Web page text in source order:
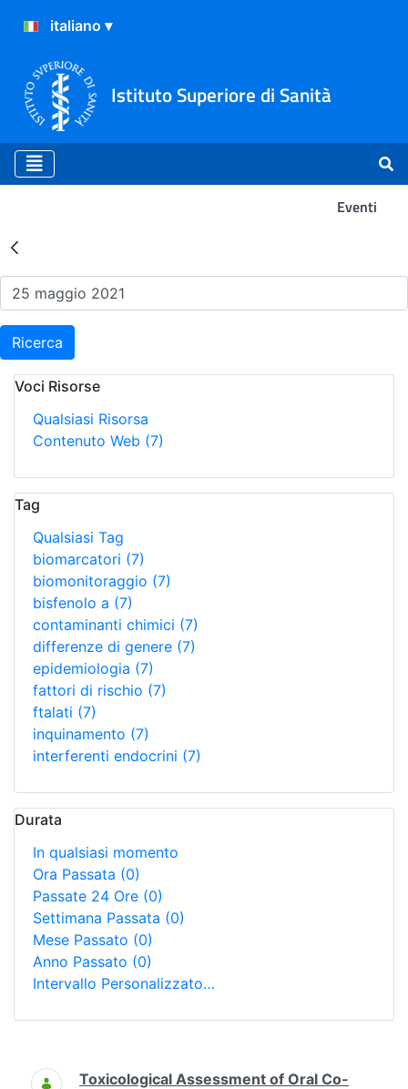
Istituto Superiore di Sanità
Eventi
Risultati della Ricerca -
Ricerca
Voci Risorse
Qualsiasi Risorsa
Contenuto Web (7)
Tag
Qualsiasi Tag
biomarcatori (7)
biomonitoraggio (7)
bisfenolo a (7)
contaminanti chimici (7)
differenze di genere (7)
epidemiologia (7)
fattori di rischio (7)
ftalati (7)
inquinamento (7)
interferenti endocrini (7)
Durata
In qualsiasi momento
Ora Passata (0)
Passate 24 Ore (0)
Settimana Passata (0)
Mese Passato (0)
Anno Passato (0)
Intervallo Personalizzato…
Ricerca
Toxicological Assessment of Oral Co-